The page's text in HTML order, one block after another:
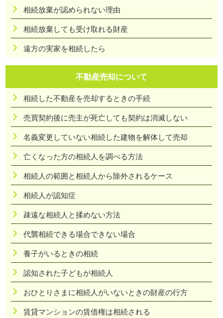
相続放棄が認められない理由
相続放棄しても受け取れる財産
遠方の実家を相続したら
不動産売却について
相続した不動産を売却するときの手続
売買契約後に売主が死亡しても契約は消滅しない
名義変更していない相続した建物を解体して売却
亡くなった方の相続人を調べる方法
相続人の範囲と相続人から除外されるケース
相続人が認知症
疎遠な相続人と揉めない方法
代襲相続できる場合できない場合
養子がいるときの相続
認知された子どもが相続人
おひとりさまに相続人がいないときの財産の行方
賃貸マンションの賃借権は相続される